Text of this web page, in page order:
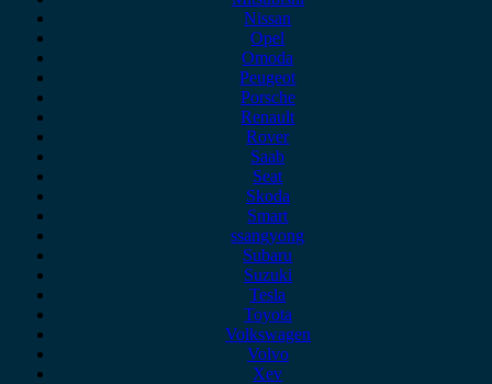
Nissan
Opel
Omoda
Peugeot
Porsche
Renault
Rover
Saab
Seat
Skoda
Smart
ssangyong
Subaru
Suzuki
Tesla
Toyota
Volkswagen
Volvo
Xev